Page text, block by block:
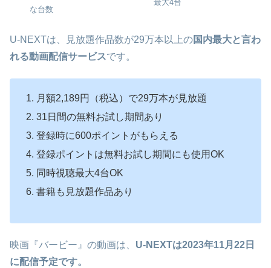
な台数
最大4台
U-NEXTは、見放題作品数が29万本以上の国内最大と言わ
れる動画配信サービスです。
月額2,189円（税込）で29万本が見放題
31日間の無料お試し期間あり
登録時に600ポイントがもらえる
登録ポイントは無料お試し期間にも使用OK
同時視聴最大4台OK
書籍も見放題作品あり
映画『バービー』の動画は、 U-NEXTは2023年11月22日
に配信予定です。